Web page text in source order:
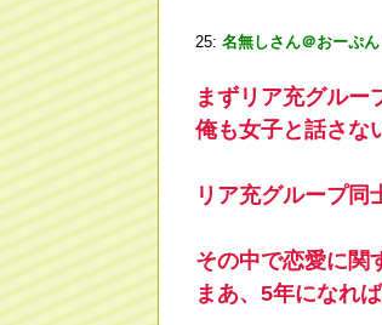
25: 名無しさん＠おーぷん
まずリア充グルー
俺も女子と話さな
リア充グループ同
その中で恋愛に関
まあ、5年になれ